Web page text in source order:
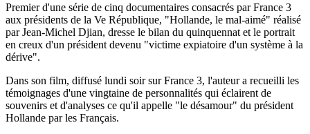
Premier d'une série de cinq documentaires consacrés par France 3
aux présidents de la Ve République, "Hollande, le mal-aimé" réalisé
par Jean-Michel Djian, dresse le bilan du quinquennat et le portrait
en creux d'un président devenu "victime expiatoire d'un système à la
dérive".
Dans son film, diffusé lundi soir sur France 3, l'auteur a recueilli les
témoignages d'une vingtaine de personnalités qui éclairent de
souvenirs et d'analyses ce qu'il appelle "le désamour" du président
Hollande par les Français.